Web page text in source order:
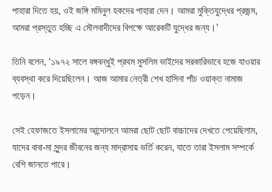
পাহারা দিতে হয়, ওই জঙ্গি মমিনুল হকদের পাহারা দেন। আমরা মুক্তিযুদ্ধের প্রজন্ম,
আমরা প্রস্তুত হচ্ছি এ মৌলবাদীদের বিপক্ষে আরেকটি যুদ্ধের জন্য।’
তিনি বলেন, ‘১৯৭২ সালে বঙ্গবন্ধুই প্রথম মুসলিম ভাইদের সরকারিভাবে হজে যাওয়ার
ব্যবস্থা করে দিয়েছিলেন। আজ আমার নেত্রী শেখ হাসিনা পাঁচ ওয়াক্ত নামাজ
পড়েন।
সেই হেফাজতে ইসলামের আন্দোলনে আমরা ছোট ছোট বাচ্চাদের দেখতে পেয়েছিলাম,
যাদের বাবা-মা সুন্দর জীবনের জন্য মাদ্রাসায় ভর্তি করেন, যাতে তারা ইসলাম সম্পর্কে
বেশি জানতে পারে।